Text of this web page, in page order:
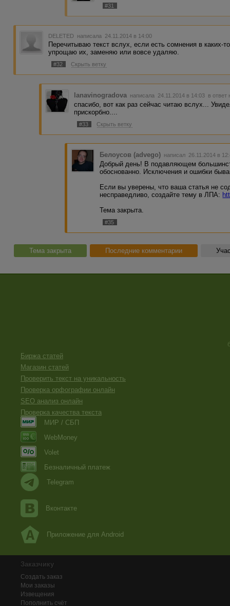
#31
DELETED написала 24.11.2014 в 14:00
Перечитываю текст вслух, если есть сомнения в каких-
упрощаю их, заменяю или вовсе удаляю.
#32 Скрыть ветку
lanavinogradova написала 24.11.2014 в 14:03 в ответ
спасибо, вот как раз сейчас читаю вслух...
прискорбно....
#33 Скрыть ветку
Белоусов (advego) написал 26.11.2014 в
Добрый день! В подавляющем
обоснованно. Исключения и ошибки
Если вы уверены, что ваша статья не
несправедливо, создайте тему в ЛПА:
Тема закрыта.
#35
Тема закрыта Последние комментарии
Биржа статей
Магазин статей
Проверить текст на уникальность
Проверка орфографии онлайн
SEO анализ онлайн
Проверка качества текста
МИР / СБП
WebMoney
Volet
Безналичный платеж
Telegram
Вконтакте
Приложение для Android
Заказчику
Создать заказ
Мои заказы
Извещения
Пополнить счёт